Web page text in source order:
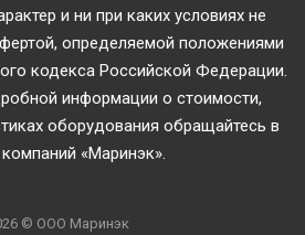
и ни при каких условиях не
определяемой положениями
кодекса Российской Федерации.
информации о стоимости,
оборудования обращайтесь в
компаний «Маринэк».
© ООО Маринэк